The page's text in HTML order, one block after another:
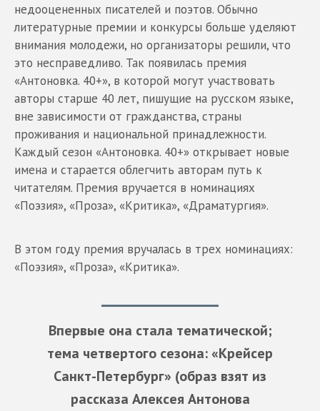
недооцененных писателей и поэтов. Обычно
литературные премии и конкурсы больше уделяют
внимания молодежи, но организаторы решили, что
это несправедливо. Так появилась премия
«Антоновка. 40+», в которой могут участвовать
авторы старше 40 лет, пишущие на русском языке,
вне зависимости от гражданства, страны
проживания и национальной принадлежности.
Каждый сезон «Антоновка. 40+» открывает новые
имена и старается облегчить авторам путь к
читателям. Премия вручается в номинациях
«Поэзия», «Проза», «Критика», «Драматургия».
В этом году премия вручалась в трех номинациях:
«Поэзия», «Проза», «Критика».
Впервые она стала тематической;
тема четвертого сезона: «Крейсер
Санкт-Петербург» (образ взят из
рассказа Алексея Антонова